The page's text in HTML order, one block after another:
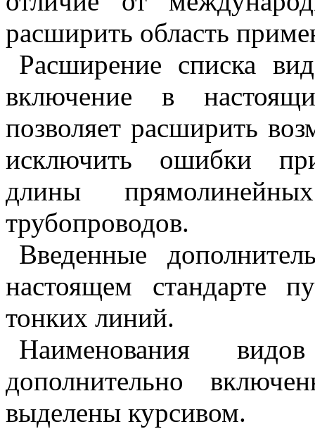
расширить область
Расширение списка
включение в
позволяет расширить
исключить ошибки
длины
трубопроводов.
Введенные
настоящем стандарте
тонких линий.
Наименования
дополнительно
выделены курсивом.